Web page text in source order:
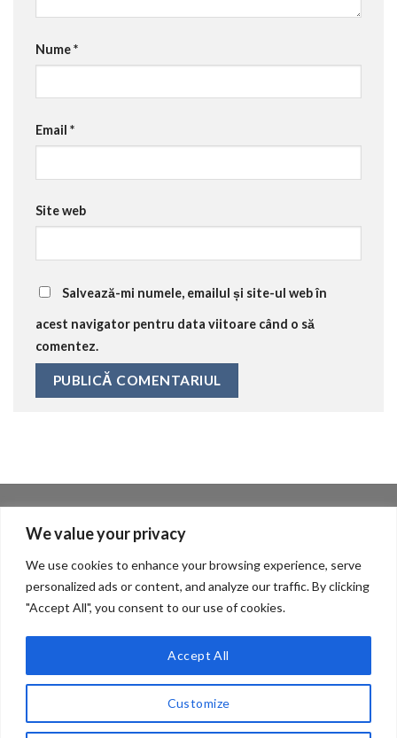
We value your privacy
We use cookies to enhance your browsing experience, serve
personalized ads or content, and analyze our traffic. By clicking
"Accept All", you consent to our use of cookies.
Customize
Accept All
Nume*
Email *
Site web
Salvează-mi numele, emailul și site-ul web în
acest navigator pentru data viitoare când o să
comentez.
Despre
Contact
Politica de confidentialitate